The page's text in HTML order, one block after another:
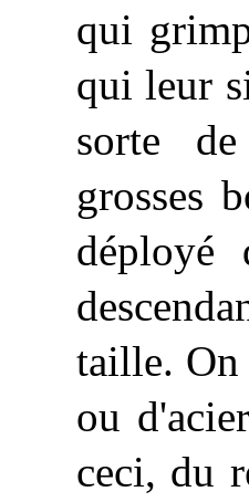
qui
qui leur
sorte
grosses
déployé
taille. On
ou
ceci, du